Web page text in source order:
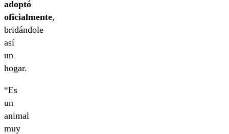
adoptó
oficialmente,
bridándole
así
un
hogar.
“Es
un
animal
muy